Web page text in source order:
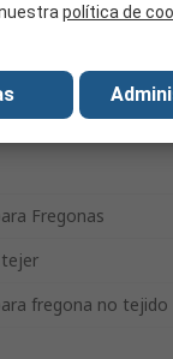
Fregonas
tejer
fregona no tejido
política de